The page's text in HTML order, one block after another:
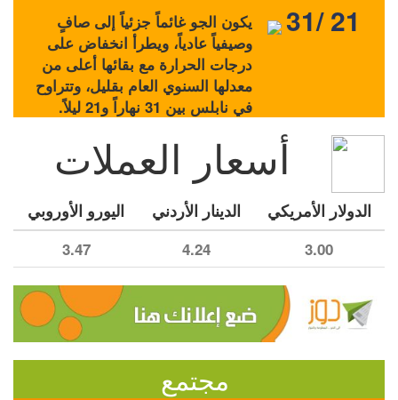
يكون الجو غائماً جزئياً إلى صافٍ
وصيفياً عادياً، ويطرأ انخفاض على
درجات الحرارة مع بقائها أعلى من
معدلها السنوي العام بقليل، وتتراوح
في نابلس بين 31 نهاراً و21 ليلاً.
31/ 21
أسعار العملات
الدولار الأمريكي الدينار الأردني اليورو الأوروبي
3.00
4.24
3.47
مجتمع